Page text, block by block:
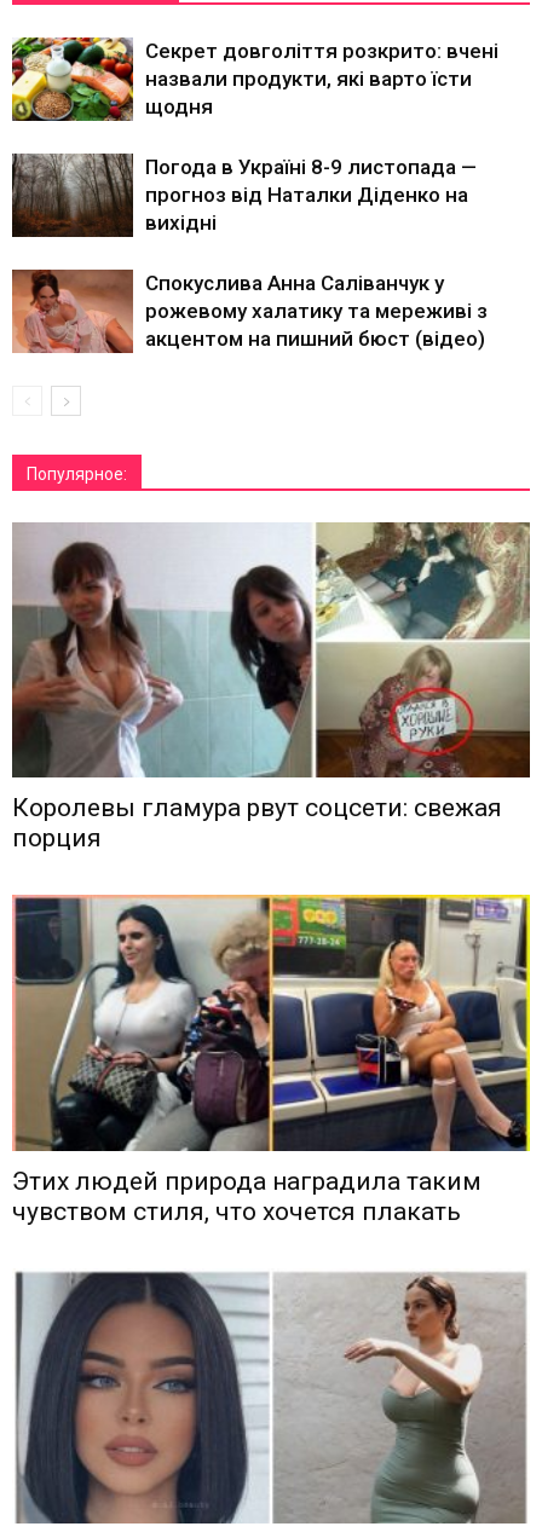
Секрет довголіття розкрито: вчені
назвали продукти, які варто їсти
щодня
Погода в Україні 8-9 листопада —
прогноз від Наталки Діденко на
вихідні
Спокуслива Анна Саліванчук у
рожевому халатику та мереживі з
акцентом на пишний бюст (відео)
Популярное:
Королевы гламура рвут соцсети: свежая
порция
Этих людей природа наградила таким
чувством стиля, что хочется плакать